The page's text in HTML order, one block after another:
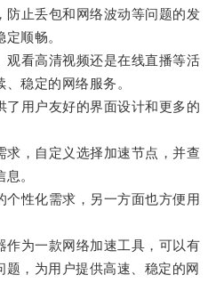
止丢包和网络波动等问题的发
顺畅。
看高清视频还是在线直播等活
稳定的网络服务。
用户友好的界面设计和更多的
，自定义选择加速节点，并查
。
性化需求，另一方面也方便用
为一款网络加速工具，可以有
题，为用户提供高速、稳定的网